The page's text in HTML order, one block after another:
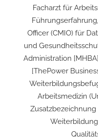
Facharzt für
Officer (CMIO) für
und
Administration
[ThePower
Arbeitsmedizin